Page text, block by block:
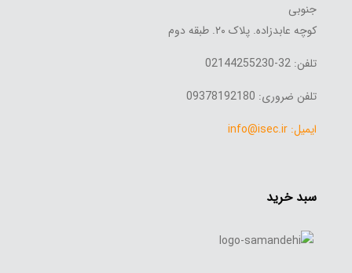
جنوبی
کوچه عابدزاده. پلاک ۲۰. طبقه دوم
تلفن: 32-02144255230
تلفن ضروری: 09378192180
ایمیل: info@isec.ir
سبد خرید